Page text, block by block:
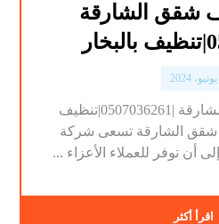
شقق الشارقة
شركة تنظيف شقق الشارقة |0507036261|تنظيف
شقق الشارقة تسعى شركة
أن توفر للعملاء الأعزاء ...
اقرأ أكثر